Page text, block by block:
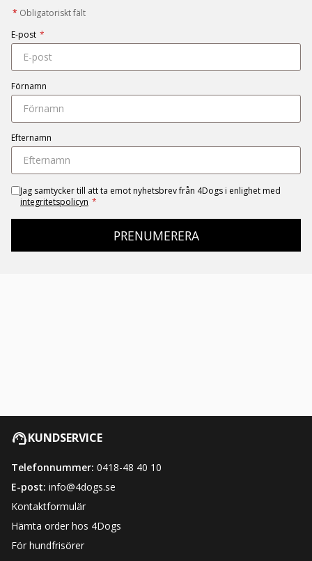
* Obligatoriskt fält
E-post *
Förnamn
Efternamn
Jag samtycker till att ta emot nyhetsbrev från 4Dogs i enlighet med
integritetspolicyn *
PRENUMERERA
KUNDSERVICE
Telefonnummer: 0418-48 40 10
E-post: info@4dogs.se
Kontaktformulär
Hämta order hos 4Dogs
För hundfrisörer